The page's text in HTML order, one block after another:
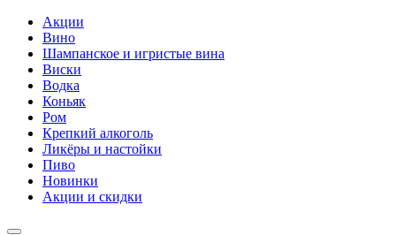
Акции
Вино
Шампанское и игристые вина
Виски
Водка
Коньяк
Ром
Крепкий алкоголь
Ликёры и настойки
Пиво
Новинки
Акции и скидки